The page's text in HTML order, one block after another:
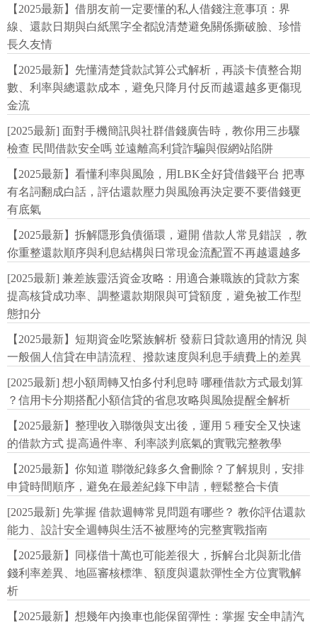
【2025最新】借朋友前一定要懂的私人借錢注意事項：界
線、還款日期與白紙黑字全都說清楚避免關係撕破臉、珍惜
長久友情
【2025最新】先懂清楚貸款試算公式解析，再談卡債整合期
數、利率與總還款成本，避免只降月付反而越還越多更傷現
金流
[2025最新] 面對手機簡訊與社群借錢廣告時，教你用三步驟
檢查 民間借款安全嗎 並遠離高利貸詐騙與假網站陷阱
【2025最新】看懂利率與風險，用LBK全好貸借錢平台 把專
有名詞翻成白話，評估還款壓力與風險再決定要不要借錢更
有底氣
【2025最新】拆解隱形負債循環，避開 借款人常見錯誤 ，教
你重整還款順序與利息結構與日常現金流配置不再越還越多
[2025最新] 兼差族靈活資金攻略：用適合兼職族的貸款方案
提高核貸成功率、調整還款期限與可貸額度，避免被工作型
態扣分
【2025最新】短期資金吃緊族解析 發薪日貸款適用的情況 與
一般個人信貸在申請流程、撥款速度與利息手續費上的差異
[2025最新] 想小額周轉又怕多付利息時 哪種借款方式最划算
？信用卡分期搭配小額信貸的省息攻略與風險提醒全解析
【2025最新】整理收入聯徵與支出後，運用 5 種安全又快速
的借款方式 提高過件率、利率談判底氣的實戰完整教學
【2025最新】你知道 聯徵紀錄多久會刪除？了解規則，安排
申貸時間順序，避免在最差紀錄下申請，輕鬆整合卡債
[2025最新] 先掌握 借款週轉常見問題有哪些？ 教你評估還款
能力、設計安全週轉與生活不被壓垮的完整實戰指南
【2025最新】同樣借十萬也可能差很大，拆解台北與新北借
錢利率差異、地區審核標準、額度與還款彈性全方位實戰解
析
【2025最新】想幾年內換車也能保留彈性：掌握 安全申請汽